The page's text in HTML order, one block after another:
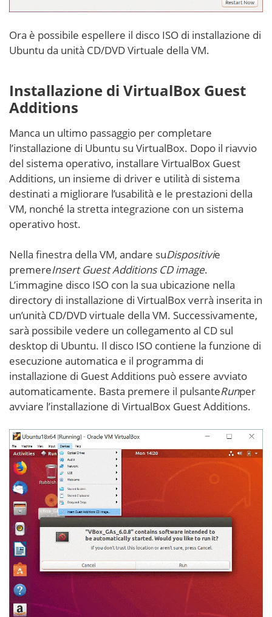
Ora è possibile espellere il disco ISO di installazione di
Ubuntu da unità CD/DVD Virtuale della VM.
Installazione di VirtualBox Guest
Additions
Manca un ultimo passaggio per completare
l’installazione di Ubuntu su VirtualBox. Dopo il riavvio
del sistema operativo, installare VirtualBox Guest
Additions, un insieme di driver e utilità di sistema
destinati a migliorare l’usabilità e le prestazioni della
VM, nonché la stretta integrazione con un sistema
operativo host.
Nella finestra della VM, andare suDispositivie
premereInsert Guest Additions CD image.
L’immagine disco ISO con la sua ubicazione nella
directory di installazione di VirtualBox verrà inserita in
un’unità CD/DVD virtuale della VM. Successivamente,
sarà possibile vedere un collegamento al CD sul
desktop di Ubuntu. Il disco ISO contiene la funzione di
esecuzione automatica e il programma di
installazione di Guest Additions può essere avviato
automaticamente. Basta premere il pulsanteRunper
avviare l’installazione di VirtualBox Guest Additions.